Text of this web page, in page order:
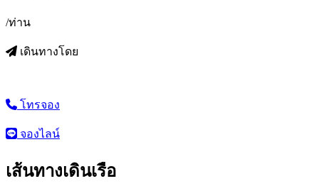
/ท่าน
เดินทางโดย
โทรจอง
จองไลน์
เส้นทางเดินเรือ